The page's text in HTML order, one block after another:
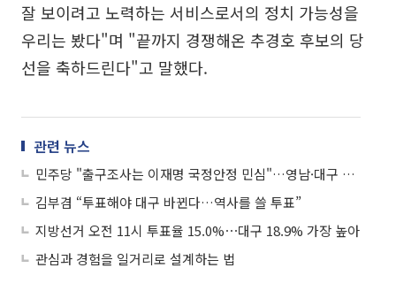
잘 보이려고 노력하는 서비스로서의 정치 가능성을
우리는 봤다"며 "끝까지 경쟁해온 추경호 후보의 당
선을 축하드린다"고 말했다.
관련 뉴스
민주당 "출구조사는 이재명 국정안정 민심"…영남·대구 초박빙엔 신중
김부겸 “투표해야 대구 바뀐다…역사를 쓸 투표”
지방선거 오전 11시 투표율 15.0%⋯대구 18.9% 가장 높아
관심과 경험을 일거리로 설계하는 법